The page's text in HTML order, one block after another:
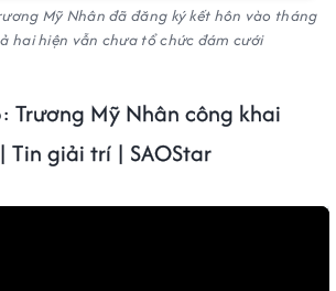
Mỹ Nhân đã đăng ký kết hôn vào tháng
hai hiện vẫn chưa tổ chức đám cưới
Trương Mỹ Nhân công khai
Tin giải trí | SAOStar